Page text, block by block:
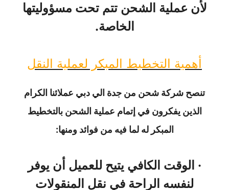
لأن عملية الشحن تتم تحت مسؤوليتها
الخاصة.
أهمية التخطيط المبكر لعملية النقل
تنصح شركة شحن من جدة الي دبي عملائنا الكرام
الذين يفكرون في إتمام عملية الشحن بالتخطيط
المبكر له لما فيه من فوائد ومنها:
· الوقت الكافي يتيح للعميل أن يوفر
لنفسه الراحة في نقل المنقولات